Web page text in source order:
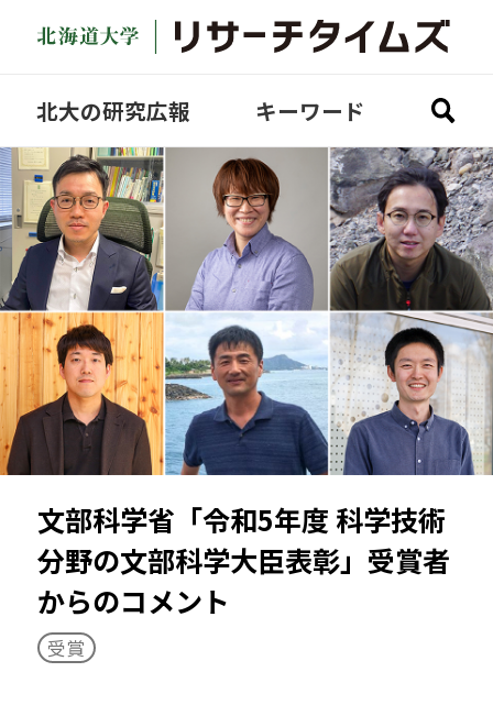
北大の研究広報 キーワード
全ての記事を見る
研究探訪
どさんこ研究
Academic Fantasista
COVID-19
Video
Science Lecture
SDGs
TERRACE（科学とアート）
イグ・ノーベル賞
イベント
インターンシップ
文部科学省「令和5年度 科学技術
分野の文部科学大臣表彰」受賞者
からのコメント
受賞